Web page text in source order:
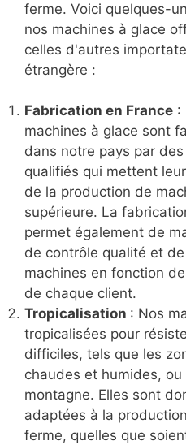
ferme. Voici quelques-
nos machines à glace
celles d'autres
étrangère :
Fabrication en France :
machines à glace sont
dans notre pays par
qualifiés qui mettent
de la production de
supérieure. La
permet également de
de contrôle qualité et
machines en fonction
de chaque client.
Tropicalisation : Nos
tropicalisées pour
difficiles, tels que les
chaudes et humides,
montagne. Elles sont
adaptées à la
ferme, quelles que